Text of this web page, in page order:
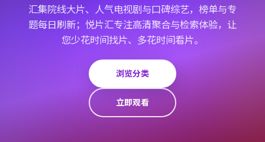
汇集院线大片、人气电视剧与口碑综艺，榜单与专
题每日刷新；悦片汇专注高清聚合与检索体验，让
您少花时间找片、多花时间看片。
浏览分类
立即观看